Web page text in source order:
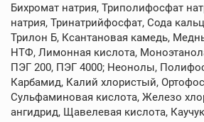
Бихромат натрия, Триполифосфат
натрия, Тринатрийфосфат, Сода
Трилон Б, Ксантановая камедь,
НТФ, Лимонная кислота,
ПЭГ 200, ПЭГ 4000; Неонолы,
Карбамид, Калий хлористый,
Сульфаминовая кислота, Железо
ангидрид, Щавелевая кислота,